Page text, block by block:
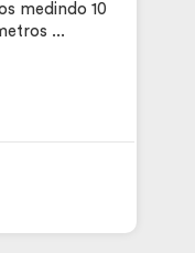
medindo 10
...